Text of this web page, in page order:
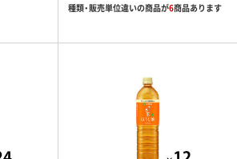
種類・販売単位違いの商品が6商品あります